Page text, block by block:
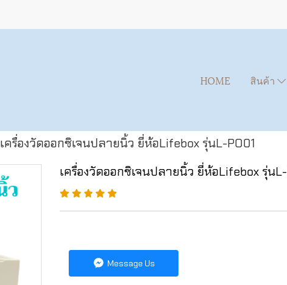
HOME สินค้า
เครื่องวัดออกซิเจนปลายนิ้ว ยี่ห้อLifebox รุ่นL-PO01
เครื่องวัดออกซิเจนปลายนิ้ว ยี่ห้อLifebox รุ่นL-
Message Us